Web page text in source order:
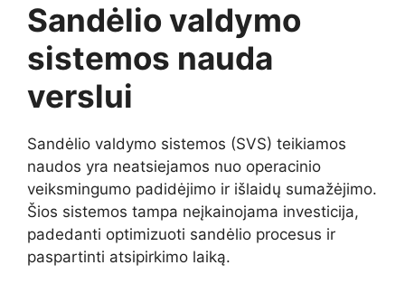
Sandėlio valdymo
sistemos nauda
verslui
Sandėlio valdymo sistemos (SVS) teikiamos
naudos yra neatsiejamos nuo operacinio
veiksmingumo padidėjimo ir išlaidų sumažėjimo.
Šios sistemos tampa neįkainojama investicija,
padedanti optimizuoti sandėlio procesus ir
paspartinti atsipirkimo laiką.